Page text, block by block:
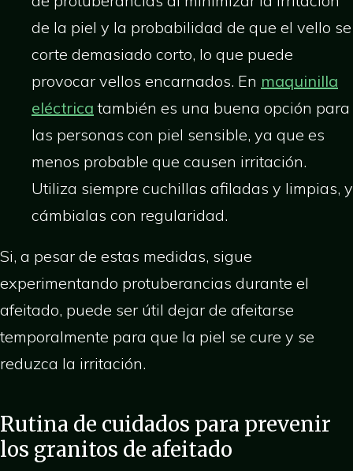
de la piel y la probabilidad de que el vello se
corte demasiado corto, lo que puede
provocar vellos encarnados. En maquinilla
eléctrica también es una buena opción para
las personas con piel sensible, ya que es
menos probable que causen irritación.
Utiliza siempre cuchillas afiladas y limpias, y
cámbialas con regularidad.
Si, a pesar de estas medidas, sigue
experimentando protuberancias durante el
afeitado, puede ser útil dejar de afeitarse
temporalmente para que la piel se cure y se
reduzca la irritación.
Rutina de cuidados para prevenir
los granitos de afeitado